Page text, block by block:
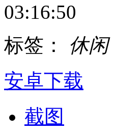
03:16:50
标签： 休闲
安卓下载
截图